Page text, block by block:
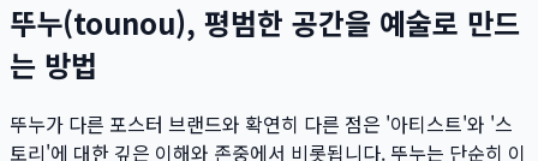
뚜누(tounou), 평범한 공간을 예술로 만드
는 방법
뚜누가 다른 포스터 브랜드와 확연히 다른 점은 '아티스트'와 '스
토리'에 대한 깊은 이해와 존중에서 비롯됩니다. 뚜누는 단순히 이